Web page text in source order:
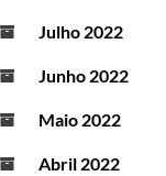
Julho 2022
Junho 2022
Maio 2022
Abril 2022